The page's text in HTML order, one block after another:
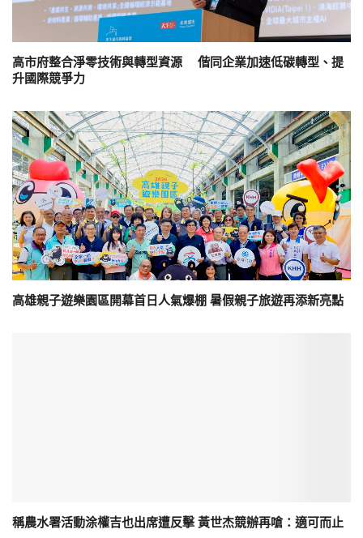
高市府整合淨零技術與轉型資源 偕同企業加速低碳轉型、提
升國際競爭力
高雄親子遊樂園區開幕首日人氣爆棚 暑假親子旅遊再添新亮點
稱農水署活動涂權吉也出席遭反擊 黃世杰競辦再嗆：適可而止